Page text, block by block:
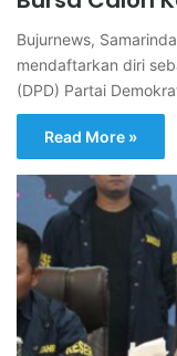
Bujurnews,
mendaftarkan diri
(DPD) Partai
Read More »